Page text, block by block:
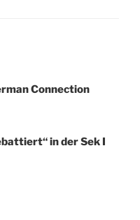
Connection
in der Sek I